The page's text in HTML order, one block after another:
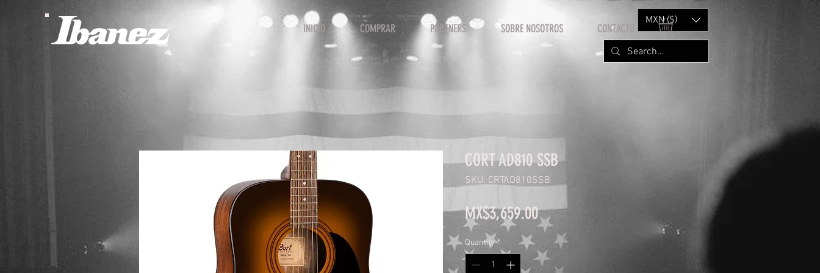
INICIO COMPRAR PARTNERS SOBRE NOSOTROS CONTACTO
MXN ($)
CORT AD810 SSB
SKU: CRTAD810SSB
MX$3,659.00Price
Quantity *